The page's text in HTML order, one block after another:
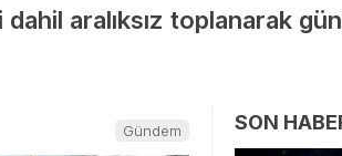
aralıksız toplanarak
Gündem SON